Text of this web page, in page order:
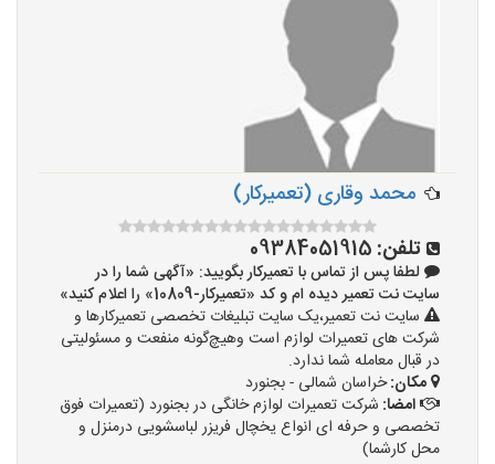
محمد وقاری (تعمیرکار)
تلفن: 09384051915
لطفا پس از تماس با تعمیرکار بگویید: «آگهی شما را در
سایت نت تعمیر دیده ام و کد «تعمیرکار-10809» را اعلام کنید»
سایت نت تعمیر،یک سایت تبلیغات تخصصی تعمیرکارها و
شرکت های تعمیرات لوازم است وهیچ‌گونه منفعت و مسئولیتی
در قبال معامله شما ندارد.
مکان:خراسان شمالی - بجنورد
امضا: شرکت تعمیرات لوازم خانگی در بجنورد (تعمیرات فوق
تخصصی و حرفه ای انواع یخچال فریزر لباسشویی درمنزل و
محل کارشما)